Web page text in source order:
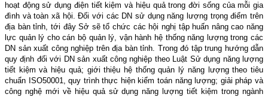
hoạt động sử dụng điện tiết kiệm và hiệu quả trong đời sống của mỗi gia
đình và toàn xã hội. Đối với các DN sử dụng năng lượng trọng điểm trên
địa bàn tỉnh, tới đây Sở sẽ tổ chức các hội nghị tập huấn nâng cao năng
lực quản lý cho cán bộ quản lý, vận hành hệ thống năng lượng trong các
DN sản xuất công nghiệp trên địa bàn tỉnh. Trong đó tập trung hướng dẫn
quy định đối với DN sản xuất công nghiệp theo Luật Sử dụng năng lượng
tiết kiệm và hiệu quả; giới thiệu hệ thống quản lý năng lượng theo tiêu
chuẩn ISO50001, quy trình thực hiện kiểm toán năng lượng; giải pháp và
công nghệ mới về hiệu quả sử dụng năng lượng tiết kiệm trong ngành